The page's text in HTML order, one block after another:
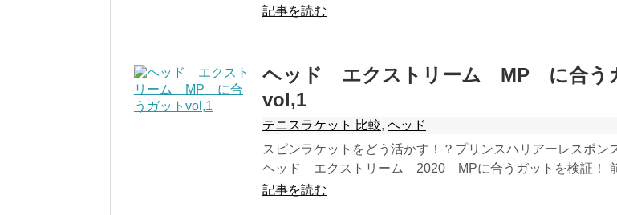
記事を読む
ヘッド エクストリーム MP に合う
vol,1
テニスラケット 比較, ヘッド
スピンラケットをどう活かす！？プリンスハリアーレスポン
ヘッド エクストリーム 2020 MPに合うガットを検証！
記事を読む